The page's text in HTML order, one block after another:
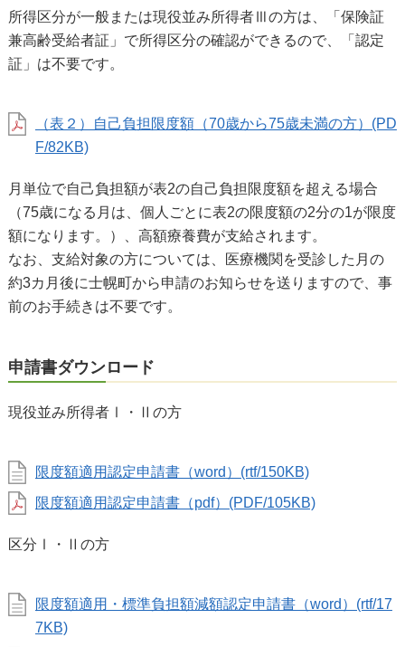
所得区分が一般または現役並み所得者Ⅲの方は、「保険証
兼高齢受給者証」で所得区分の確認ができるので、「認定
証」は不要です。
（表２）自己負担限度額（70歳から75歳未満の方）(PD
F/82KB)
月単位で自己負担額が表2の自己負担限度額を超える場合
（75歳になる月は、個人ごとに表2の限度額の2分の1が限度
額になります。）、高額療養費が支給されます。
なお、支給対象の方については、医療機関を受診した月の
約3カ月後に士幌町から申請のお知らせを送りますので、事
前のお手続きは不要です。
申請書ダウンロード
現役並み所得者Ⅰ・Ⅱの方
限度額適用認定申請書（word）(rtf/150KB)
限度額適用認定申請書（pdf）(PDF/105KB)
区分Ⅰ・Ⅱの方
限度額適用・標準負担額減額認定申請書（word）(rtf/17
7KB)